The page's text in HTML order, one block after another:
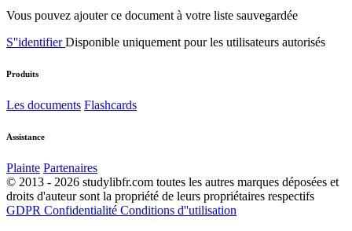
Vous pouvez ajouter ce document à votre liste sauvegardée
S''identifierDisponible uniquement pour les utilisateurs autorisés
Produits
Les documents Flashcards
Assistance
Plainte Partenaires
© 2013 - 2026 studylibfr.com toutes les autres marques déposées et
droits d'auteur sont la propriété de leurs propriétaires respectifs
GDPR Confidentialité Conditions d''utilisation